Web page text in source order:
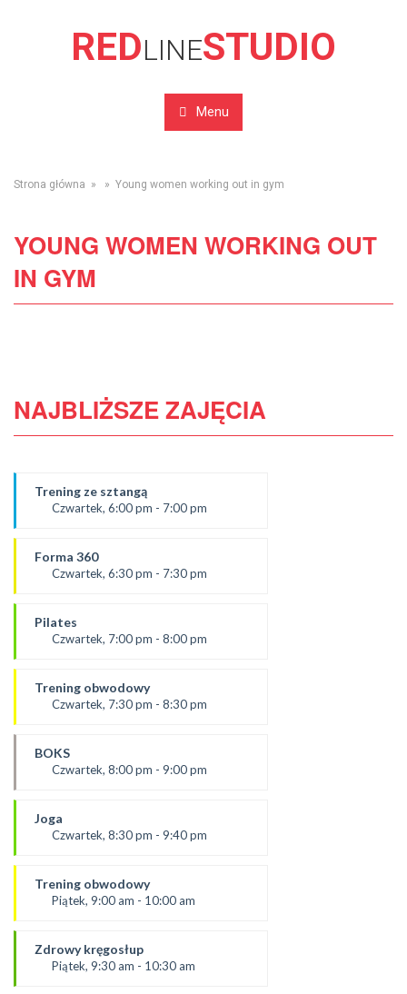
REDLINESTUDIO
Menu
Strona główna » » Young women working out in gym
YOUNG WOMEN WORKING OUT
IN GYM
NAJBLIŻSZE ZAJĘCIA
Trening ze sztangą
Czwartek, 6:00 pm - 7:00 pm
prowadząca:
Karolina
Forma 360
Czwartek, 6:30 pm - 7:30 pm
Ola C.
SALA 1
Pilates
Czwartek, 7:00 pm - 8:00 pm
Żaneta
*Zajęcia dla dorosłych i dzieci
Trening obwodowy
Czwartek, 7:30 pm - 8:30 pm
Aneta J
SALA 1
BOKS
Czwartek, 8:00 pm - 9:00 pm
Mateusz
SALA 2
Joga
Czwartek, 8:30 pm - 9:40 pm
Dominika
SALA 1
Trening obwodowy
Piątek, 9:00 am - 10:00 am
Aneta J
SALA 1
Zdrowy kręgosłup
Piątek, 9:30 am - 10:30 am